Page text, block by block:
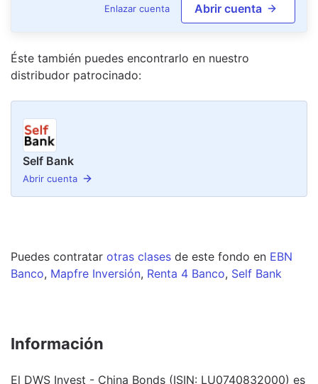
Enlazar cuenta Abrir cuenta
Éste también puedes encontrarlo en nuestro
distribudor patrocinado:
Self Bank
Abrir cuenta
Puedes contratar otras clases de este fondo en EBN
Banco, Mapfre Inversión, Renta 4 Banco, Self Bank
Información
El DWS Invest - China Bonds (ISIN: LU0740832000) es